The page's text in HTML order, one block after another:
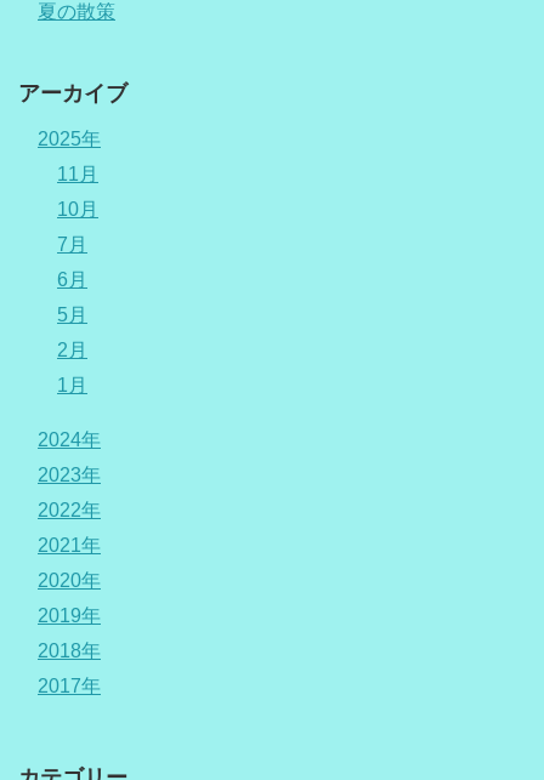
夏の散策
アーカイブ
2025年
11月
10月
7月
6月
5月
2月
1月
2024年
2023年
2022年
2021年
2020年
2019年
2018年
2017年